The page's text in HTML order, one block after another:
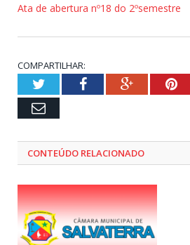
Ata de abertura nº18 do 2ºsemestre
COMPARTILHAR:
TwitterFacebookGoogle+
Email
CONTEÚDO RELACIONADO